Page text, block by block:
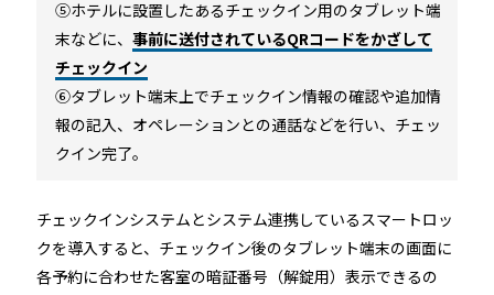
⑤ホテルに設置したあるチェックイン用のタブレット端
末などに、 事前に送付されているQRコードをかざして
チェックイン
⑥タブレット端末上でチェックイン情報の確認や追加情
報の記入、オペレーションとの通話などを行い、チェッ
クイン完了。
チェックインシステムとシステム連携しているスマートロッ
クを導入すると、チェックイン後のタブレット端末の画面に
各予約に合わせた客室の暗証番号（解錠用）表示できるの